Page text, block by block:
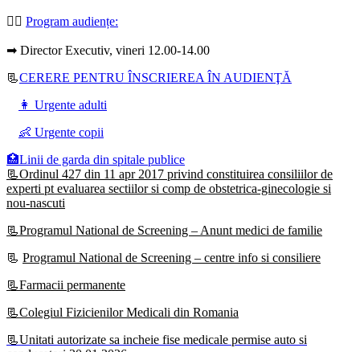
👩‍⚕️ Program audiențe:
➡ Director Executiv, vineri 12.00-14.00
📃CERERE PENTRU ÎNSCRIEREA ÎN AUDIENŢĂ
👩 Urgente adulti
👶 Urgente copii
🏥Linii de garda din spitale publice
📃Ordinul 427 din 11 apr 2017 privind constituirea consiliilor de
experti pt evaluarea sectiilor si comp de obstetrica-ginecologie si
nou-nascuti
📃Programul National de Screening – Anunt medici de familie
📃 Programul National de Screening – centre info si consiliere
📃Farmacii permanente
📃Colegiul Fizicienilor Medicali din Romania
📃Unitati autorizate sa incheie fise medicale permise auto si